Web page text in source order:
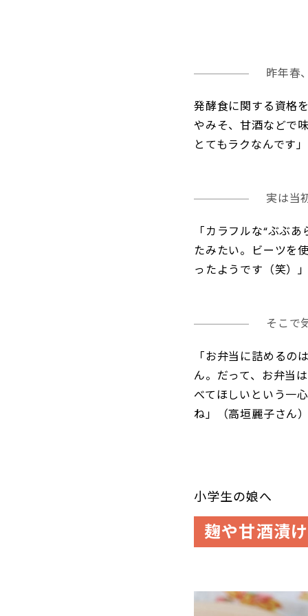
昨年春
発酵食に関する資格
やみそ、甘酒などで
とてもラクなんです
実は当
「カラフルな“ぶぶ
たみたい。ビーツを
ったようです（笑）
そこで
「お弁当に詰める
ん。だって、お弁当
べてほしいという一
ね」（高垣麗子さん
小学生の娘へ
麹や甘酒漬